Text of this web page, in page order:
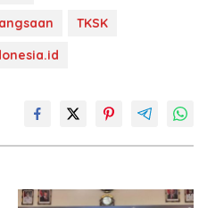
TKSK